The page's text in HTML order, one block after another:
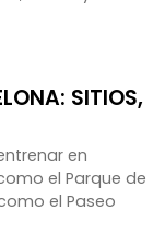
SITIOS,
en
el Parque de
el Paseo